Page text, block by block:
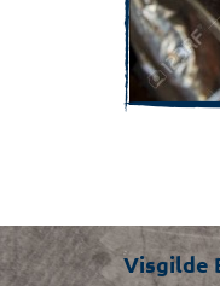
Visgilde